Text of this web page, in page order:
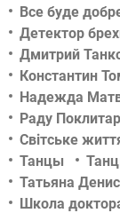
Все буде
Детектор
Дмитрий
Константин
Надежда
Раду
Світське
Танцы
Татьяна
Школа